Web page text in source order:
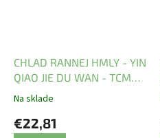
CHLAD RANNEJ HMLY - YIN
QIAO JIE DU WAN - TCM
Herbs
Na sklade
€22,81